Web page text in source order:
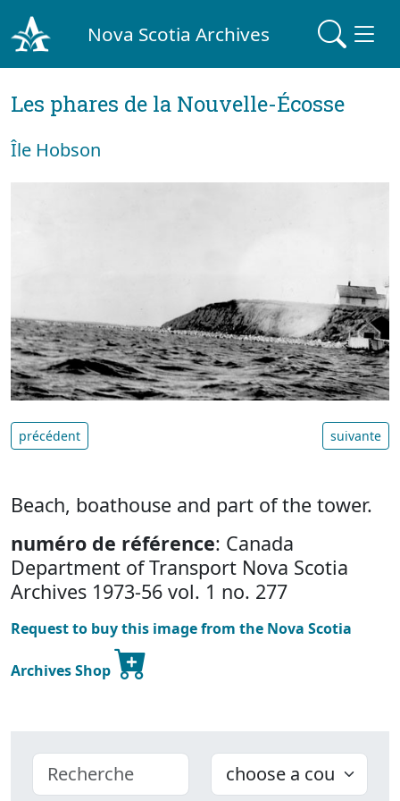
Nova Scotia Archives
Les phares de la Nouvelle-Écosse
Île Hobson
précédent suivante
Beach, boathouse and part of the tower.
numéro de référence: Canada
Department of Transport Nova Scotia
Archives 1973-56 vol. 1 no. 277
Request to buy this image from the Nova Scotia
Archives Shop